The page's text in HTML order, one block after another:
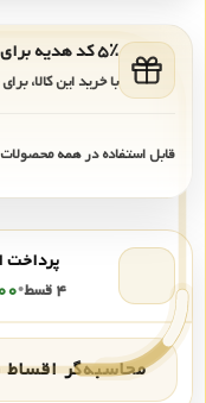
۵٪ کد هدیه برای خرید بعدی
با خرید این کالا،
قابل استفاده در همه
پرداخت
۴ قسط
•
محاسبه‌گر اقساط